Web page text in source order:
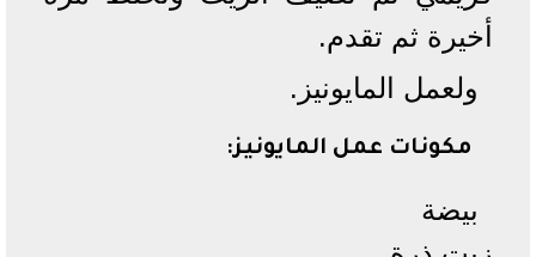
أخيرة ثم تقدم.
ولعمل المايونيز.
مكونات عمل المايونيز:
بيضة